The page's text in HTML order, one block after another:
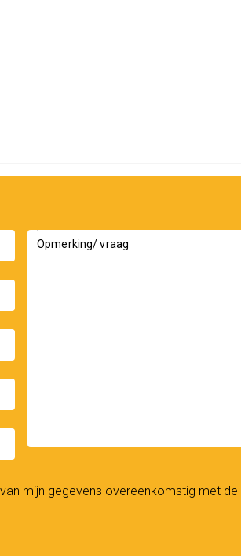
te kiezen.
Kreekrijk?Opmerking/ vraag
mijn gegevens overeenkomstig met de